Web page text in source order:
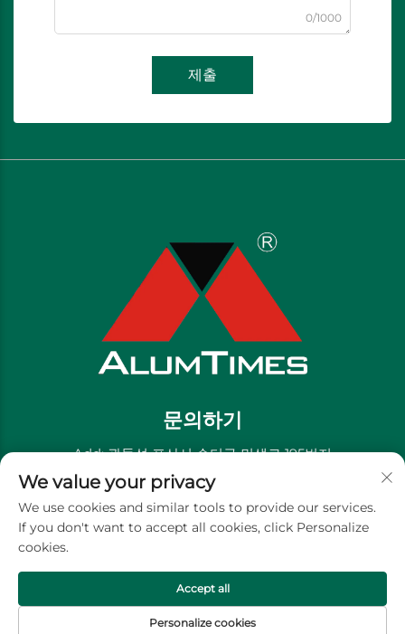
0/1000
제출
문의하기
Add: 광둥성 포산시 순더구 민생로 195번지
전화번호:+86-13711558379
이메일:[email protected]
저작권 © 골든 리버 장식 재료 유한회사 -개인정보 처리방침
We value your privacy
We use cookies and similar tools to provide our services.
If you don't want to accept all cookies, click Personalize
cookies.
Personalize cookies
Accept all